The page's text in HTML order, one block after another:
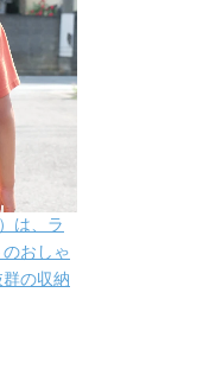
は、ラ
おしゃ
の収納